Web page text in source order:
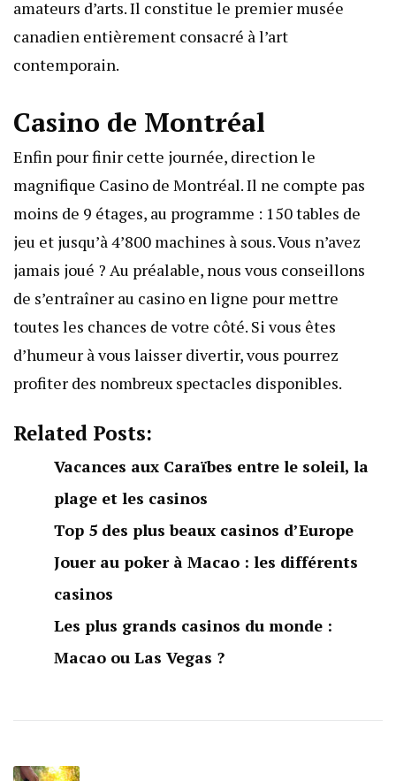
amateurs d’arts. Il constitue le premier musée
canadien entièrement consacré à l’art
contemporain.
Casino de Montréal
Enfin pour finir cette journée, direction le
magnifique Casino de Montréal. Il ne compte pas
moins de 9 étages, au programme : 150 tables de
jeu et jusqu’à 4’800 machines à sous. Vous n’avez
jamais joué ? Au préalable, nous vous conseillons
de s’entraîner au casino en ligne pour mettre
toutes les chances de votre côté. Si vous êtes
d’humeur à vous laisser divertir, vous pourrez
profiter des nombreux spectacles disponibles.
Related Posts:
Vacances aux Caraïbes entre le soleil, la
plage et les casinos
Top 5 des plus beaux casinos d’Europe
Jouer au poker à Macao : les différents
casinos
Les plus grands casinos du monde :
Macao ou Las Vegas ?